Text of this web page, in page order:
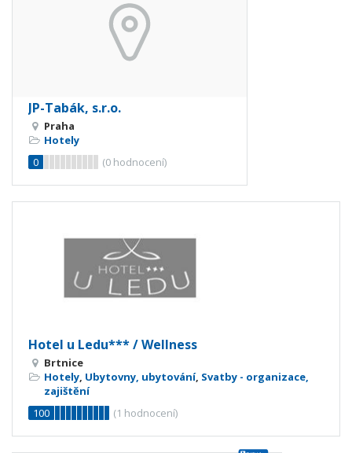
JP-Tabák, s.r.o.
Praha
Hotely
0
(0 hodnocení)
Hotel u Ledu*** / Wellness
Brtnice
Hotely, Ubytovny, ubytování, Svatby - organizace,
zajištění
100
(1 hodnocení)